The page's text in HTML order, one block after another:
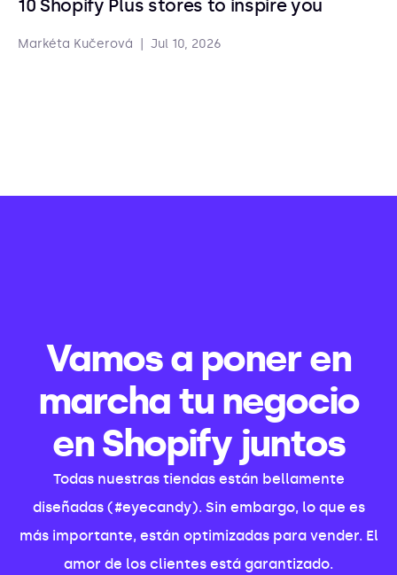
10 Shopify Plus stores to inspire you
Markéta Kučerová Jul 10, 2026
Vamos a poner en
marcha tu negocio
en Shopify juntos
Todas nuestras tiendas están bellamente
diseñadas (#eyecandy). Sin embargo, lo que es
más importante, están optimizadas para vender. El
amor de los clientes está garantizado.